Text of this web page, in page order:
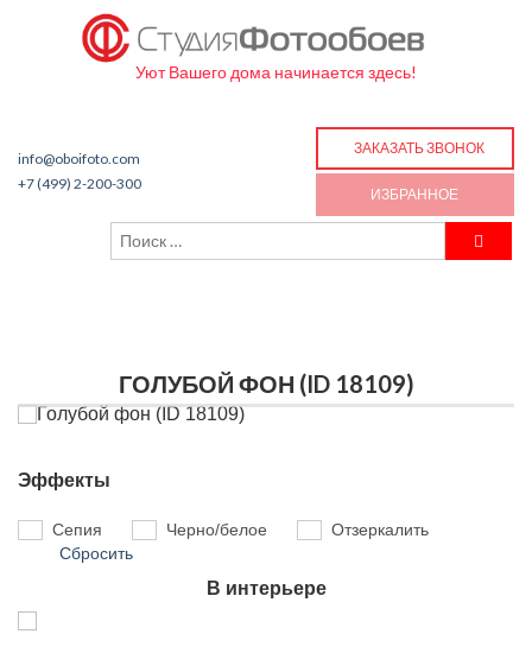
Уют Вашего дома начинается здесь!
info@oboifoto.com
+7 (499) 2-200-300
ЗАКАЗАТЬ ЗВОНОК
ИЗБРАННОЕ
ГОЛУБОЙ ФОН (ID 18109)
Эффекты
Сепия Черно/белое
Отзеркалить
Сбросить
В интерьере